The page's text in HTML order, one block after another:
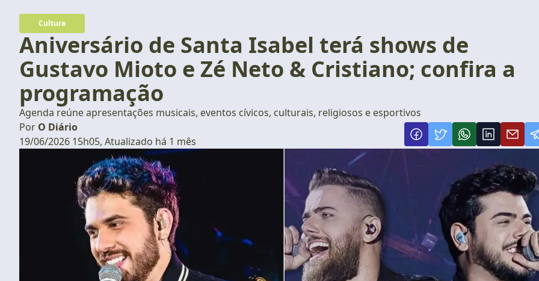
Cultura
Aniversário de Santa Isabel terá shows de
Gustavo Mioto e Zé Neto & Cristiano; confira a
programação
Agenda reúne apresentações musicais, eventos cívicos, culturais, religiosos e esportivos
Por O Diário
19/06/2026 15h05, Atualizado há 1 mês